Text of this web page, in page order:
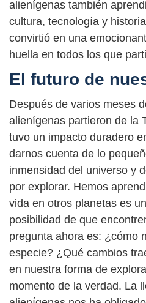
alienígenas también
cultura, tecnología y
convirtió en una
huella en todos los que
El futuro de
Después de varios meses
alienígenas partieron de la
tuvo un impacto duradero
darnos cuenta de lo
inmensidad del universo y
por explorar. Hemos
vida en otros planetas es
posibilidad de que
pregunta ahora es: ¿cómo
especie? ¿Qué cambios
en nuestra forma de
momento de la verdad. La